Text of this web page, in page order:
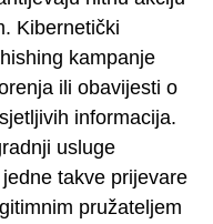
Kibernetički
kampanje
ili obavijesti o
informacija.
usluge
takve prijevare
pružateljem